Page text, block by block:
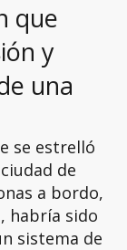
que
y
una
se estrelló
de
a bordo,
habría sido
sistema de